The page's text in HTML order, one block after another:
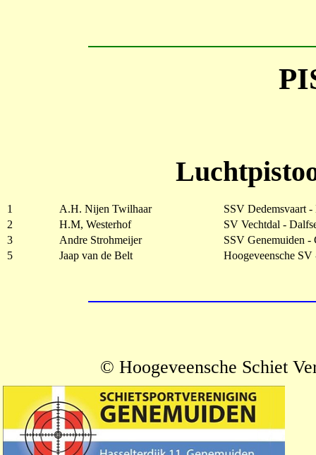
1 A.H. Nijen Twilhaar
SSV Dedemsvaart -
2
H.M, Westerhof
SV Vechtdal -
3
Andre Strohmeijer
SSV Genemuiden -
5
Jaap van de Belt Hoogeveensche SV
© Hoogeveensche Schiet